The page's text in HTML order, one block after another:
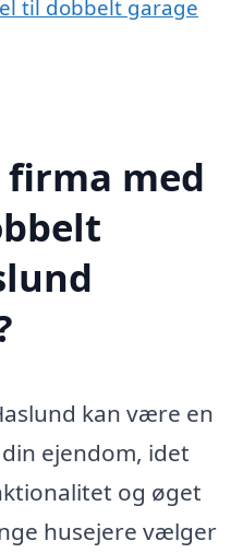
til dobbelt garage
firma med
kan være en
ejendom, idet
og øget
husejere vælger